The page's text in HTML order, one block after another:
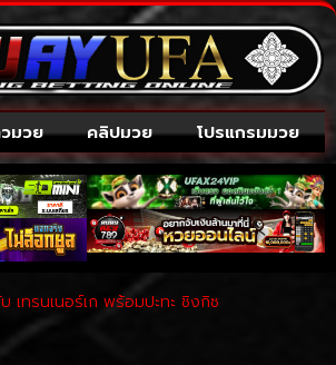
มวย คลิปมวย โปรแกรมมวย
เทรนเนอร์เก พร้อมปะทะ ชิงกิซ